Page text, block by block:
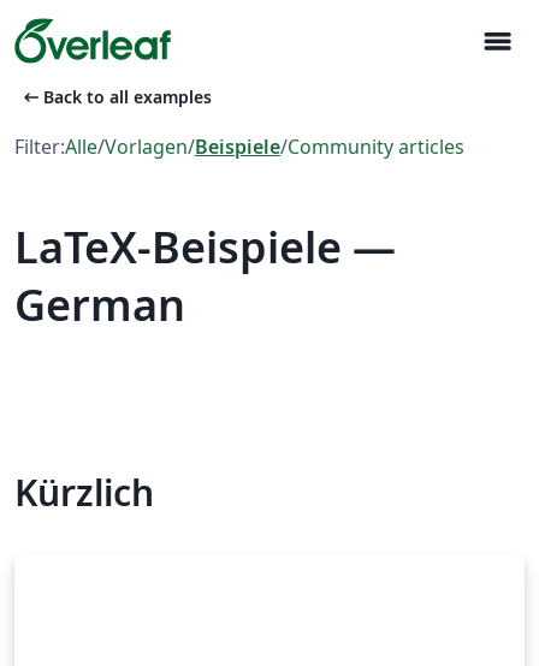
menu
arrow_left_alt Back to all examples
Filter:Alle/Vorlagen/Beispiele/Community articles
LaTeX-Beispiele —
German
Kürzlich